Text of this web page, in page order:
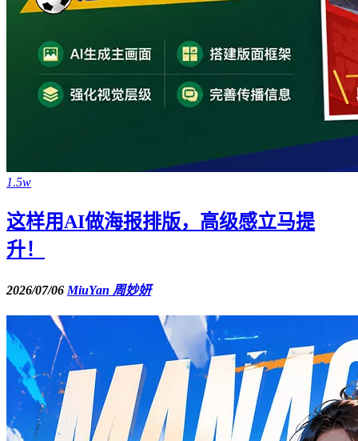
1.5w
这样用AI做海报排版，高级感立马提
升！
2026/07/06 MiuYan 周妙妍